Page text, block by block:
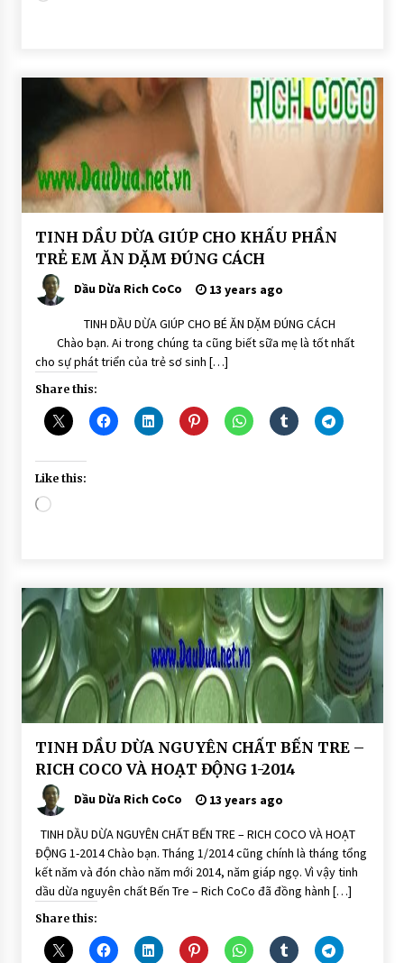
BÀI
VIẾT
DẨU
DỪA
DÙNG
ĂN
BỆNH
TINH DẦU DỪA GIÚP CHO KHẨU PHẦN
TRẺ EM ĂN DẶM ĐÚNG CÁCH
Dầu Dừa Rich CoCo 13 years ago
TINH DẦU DỪA GIÚP CHO BÉ ĂN DẶM ĐÚNG CÁCH
Chào bạn. Ai trong chúng ta cũng biết sữa mẹ là tốt nhất
cho sự phát triển của trẻ sơ sinh […]
Share this:
Like this:
Loading…
BÀI
VIẾT
HOAT
ĐỘNG
GIAO
HÀNG
TINH DẦU DỪA NGUYÊN CHẤT BẾN TRE –
RICH COCO VÀ HOẠT ĐỘNG 1-2014
Dầu Dừa Rich CoCo 13 years ago
TINH DẦU DỪA NGUYÊN CHẤT BẾN TRE – RICH COCO VÀ HOẠT
ĐỘNG 1-2014 Chào bạn. Tháng 1/2014 cũng chính là tháng tổng
kết năm và đón chào năm mới 2014, năm giáp ngọ. Vì vậy tinh
dầu dừa nguyên chất Bến Tre – Rich CoCo đã đồng hành […]
Share this: